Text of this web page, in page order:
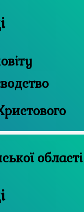
Волинської області